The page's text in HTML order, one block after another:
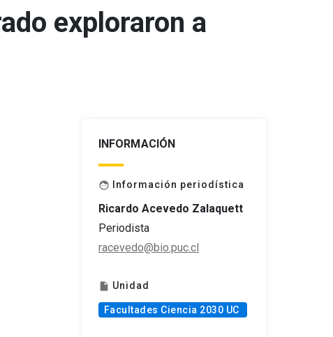
exploraron a
INFORMACIÓN
face Información periodística
Ricardo Acevedo Zalaquett
Periodista
racevedo@bio.puc.cl
insert_drive_file Unidad
Facultades Ciencia 2030 UC